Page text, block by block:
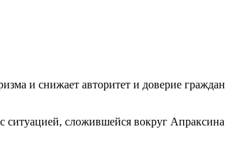
и снижает авторитет и доверие граждан
ситуацией, сложившейся вокруг Апраксина